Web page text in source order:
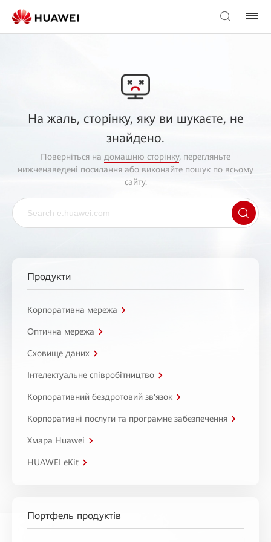
На жаль, сторінку, яку ви шукаєте, не
знайдено.
Поверніться на домашню сторінку, перегляньте
нижченаведені посилання або виконайте пошук по всьому
сайту.
Продукти
Корпоративна мережа
Оптична мережа
Сховище даних
Інтелектуальне співробітництво
Корпоративний бездротовий зв'язок
Корпоративні послуги та програмне забезпечення
Хмара Huawei
HUAWEI eKit
Портфель продуктів